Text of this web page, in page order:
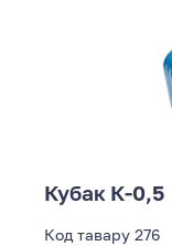
Кубак К-0,5
Код тавару 276